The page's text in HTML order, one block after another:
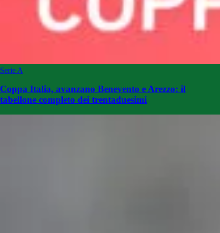
Serie A
Coppa Italia, avanzano Benevento e Arezzo: il
tabellone completo dei trentaduesimi